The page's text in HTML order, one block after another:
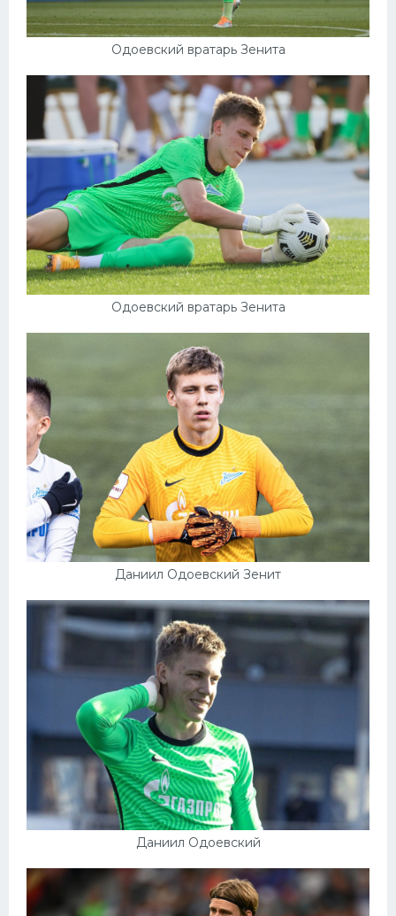
Одоевский вратарь Зенита
Одоевский вратарь Зенита
Даниил Одоевский Зенит
Даниил Одоевский